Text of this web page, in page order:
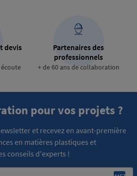
devis
Partenaires des
professionnels
+ de 60 ans de collaboration
pour vos projets ?
et recevez en avant-première
en matières plastiques et
conseils d'experts !